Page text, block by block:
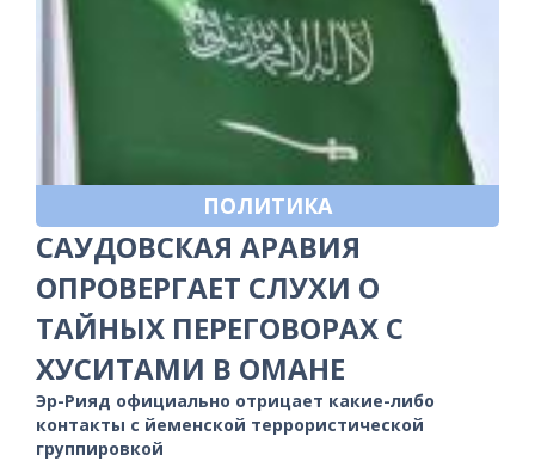
ПОЛИТИКА
САУДОВСКАЯ АРАВИЯ
ОПРОВЕРГАЕТ СЛУХИ О
ТАЙНЫХ ПЕРЕГОВОРАХ С
ХУСИТАМИ В ОМАНЕ
Эр-Рияд официально отрицает какие-либо
контакты с йеменской террористической
группировкой